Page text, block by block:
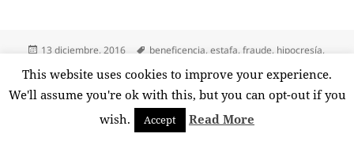
Publicado
13 diciembre, 2016 Etiquetas
beneficencia,estafa,fraude, hipocresía,
Deja un comentarioen Los padres de Nadia
Funciona gracias a WordPress
This website uses cookies to improve your experience.
We'll assume you're ok with this, but you can opt-out if you
wish.
Accept Read More